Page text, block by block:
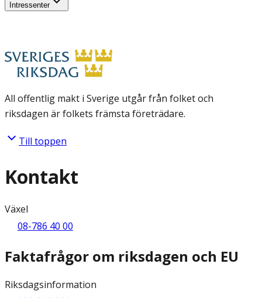
Intressenter
All offentlig makt i Sverige utgår från folket och
riksdagen är folkets främsta företrädare.
Till toppen
Kontakt
Växel
08-786 40 00
Faktafrågor om riksdagen och EU
Riksdagsinformation